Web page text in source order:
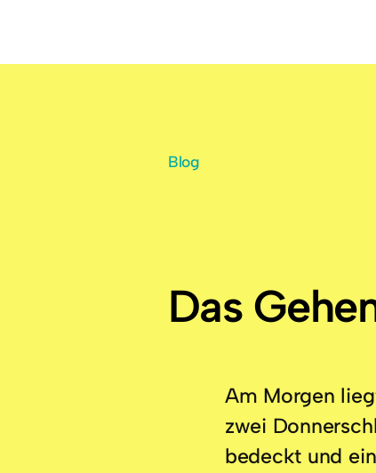
Blog
Das
Am Morgen
zwei
bedeckt und